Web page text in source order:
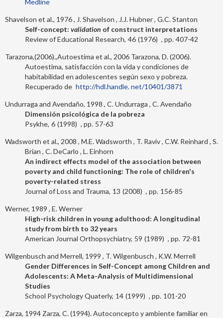
Shavelson et al., 1976 J. Shavelson J.J. Hubner G.C. Stanton
Self-concept: validation of construct interpretations
Review of Educational Research 46 1976 407-42
Tarazona,(2006).,Autoestima et al., 2006 Tarazona, D. (2006).
Autoestima, satisfacción con la vida y condiciones de
habitabilidad en adolescentes según sexo y pobreza.
Recuperado de http://hdl.handle. net/10401/3871
Undurraga and Avendaño, 1998 C. Undurraga C. Avendaño
Dimensión psicológica de la pobreza
Psykhe 6 1998 57-63
Wadsworth et al., 2008 M.E. Wadsworth T. Raviv C.W. Reinhard S.
Brian C. DeCarlo L. Einhorn
An indirect effects model of the association between
poverty and child functioning: The role of children's
poverty-related stress
Journal of Loss and Trauma 13 2008 156-85
Werner, 1989 E. Werner
High-risk children in young adulthood: A longitudinal
study from birth to 32 years
American Journal Orthopsychiatry 59 1989 72-81
Wilgenbusch and Merrell, 1999 T. Wilgenbusch
K.W. Merrell
Gender Differences in Self-Concept among Children and
Adolescents: A Meta-Analysis of Multidimensional
Studies
School Psychology Quaterly 14 1999 101-20
Zarza, 1994 Zarza, C. (1994). Autoconcepto y ambiente familiar en